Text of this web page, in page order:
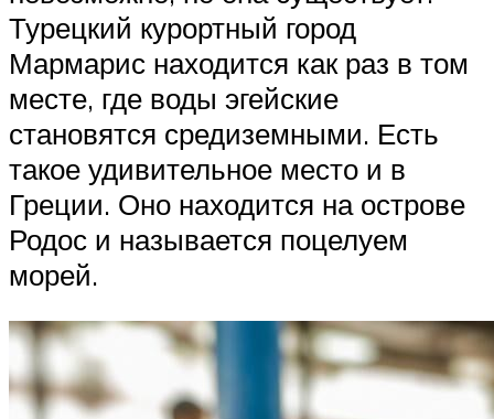
Турецкий курортный город
Мармарис находится как раз в том
месте, где воды эгейские
становятся средиземными. Есть
такое удивительное место и в
Греции. Оно находится на острове
Родос и называется поцелуем
морей.